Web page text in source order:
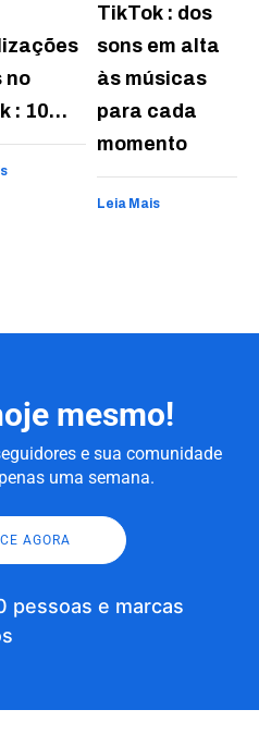
no
: 10…
TikTok : dos
sons em alta
às músicas
para cada
momento
Leia Mais
mesmo!
e sua comunidade
uma semana.
AGORA
pessoas e marcas